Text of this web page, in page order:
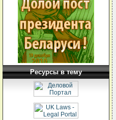
Ресурсы в тему